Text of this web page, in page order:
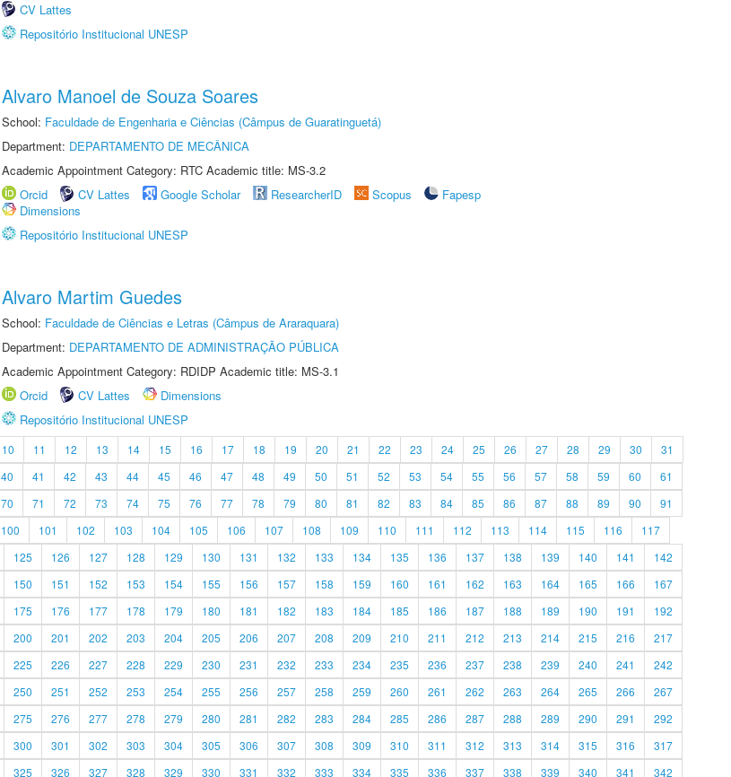
CV Lattes
Repositório Institucional UNESP
Alvaro Manoel de Souza Soares
School: Faculdade de Engenharia e Ciências (Câmpus de Guaratinguetá)
Department: DEPARTAMENTO DE MECÂNICA
Academic Appointment Category: RTC Academic title: MS-3.2
Orcid
CV Lattes Google Scholar ResearcherID Scopus
Fapesp
Dimensions
Repositório Institucional UNESP
Alvaro Martim Guedes
School: Faculdade de Ciências e Letras (Câmpus de Araraquara)
Department: DEPARTAMENTO DE ADMINISTRAÇÃO PÚBLICA
Academic Appointment Category: RDIDP Academic title: MS-3.1
Orcid
CV Lattes
Dimensions
Repositório Institucional UNESP
10 11 12 13 14 15 16 17 18 19 20 21 22 23 24 25 26 27 28 29 30
31
40 41 42 43 44 45 46 47 48 49 50 51 52 53 54 55 56 57 58 59 60
61
70 71 72 73 74 75 76 77 78 79 80 81 82 83 84 85 86 87 88 89 90
91
100 101 102 103 104 105 106 107 108 109 110 111 112 113 114 115 116
117
125 126 127 128 129 130 131 132 133 134 135 136 137 138 139 140 141
142
150 151 152 153 154 155 156 157 158 159 160 161 162 163 164 165 166
167
175 176 177 178 179 180 181 182 183 184 185 186 187 188 189 190 191
192
200 201 202 203 204 205 206 207 208 209 210 211 212 213 214 215 216
217
225 226 227 228 229 230 231 232 233 234 235 236 237 238 239 240 241
242
250 251 252 253 254 255 256 257 258 259 260 261 262 263 264 265 266
267
275 276 277 278 279 280 281 282 283 284 285 286 287 288 289 290 291
292
300 301 302 303 304 305 306 307 308 309 310 311 312 313 314 315 316
317
325 326 327 328 329 330 331 332 333 334 335 336 337 338 339 340 341 342